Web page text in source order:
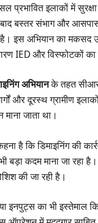
प्रभावित इलाकों में
बस्तर संभाग और
इस अभियान का मकसद
IED और विस्फोटकों का
अभियानके तहत
मार्गों और दूरस्थ
जाता था।
है कि डिमाइनिंग की
बड़ा कदम माना जा रहा
की जा रही है।
इनपुट्स का भी इस्तेमाल